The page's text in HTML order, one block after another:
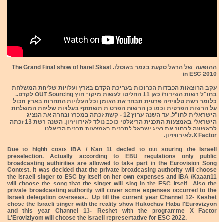
ההופעה של הראל סקעת בגמר באוסלו. The Grand Final show of harel Skaat
in ESC 2010
עקב ההוצאות הכבדות הכרוכות בעריכת הקדם בארץ ועלויות שליחת המשלחת
בחו"ל רשות השידור/ כאן 11 החליטו לעשות מיקור חוץ OUT Sourcing לקדם..
כלומר רשת טלוויזיה פרטית תבחר את האומן וכל העלויות התחרות בארץ תכול
על הרשות הפרטית וכמו כן הרשות הפרטית תשתתף בעלויות שליחת המשלחת
הישראלית לחו"ל. עד השנה ערוץ 12 - קשת זכתה במכרז ובחרה את הנציג
הישראלי באמצעות התכנית הריאלטי כוכב נולד לאירוויזיון. השנה רשת 13 זכתה
לראשונה לבחור את נציג ישראל לתכנית באמצעות תכנית הריאלטי
X Factor.לאירוויזיון.
Due to highh costs IBA / Kan 11 decied to out souring the Israeli
preselection. Actually according to EBU regulations only public
broadcasting authirities are allowed to take part in the Eurovision Song
Contest. It was decided that the private broadcasing authority will choose
the Israeli singer to ESC by itself on her own expenses and IBA /Kaaan11
will choose the song that the singer will sing in the ESC itself.. Also the
private broadcasting authority will cover some expenses occurred to the
Israeli delegation overseas.. Up till the current year Channel 12- Keshet
chose the Israeli singer with the reality show Hakochav Haba l'Eurovizyon
and this year Channel 13- Reshet with the programme X Factor
L'Eroviziyom will choose the Israeli representative for ESC 2022.